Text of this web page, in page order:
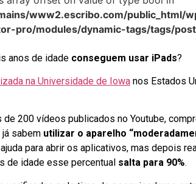
www2.escribo.com/public_html/
pro/modules/dynamic-tags/tags/
anos de idade conseguem usar iPads?
na Universidade de Iowa nos Estados
de 200 vídeos publicados no Youtube,
sabem utilizar o aparelho
para abrir os aplicativos, mas depois
de idade esse percentual salta para 90%.